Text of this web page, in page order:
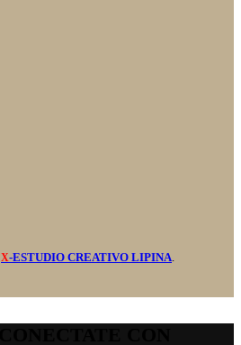
X-ESTUDIO CREATIVO LIPINA